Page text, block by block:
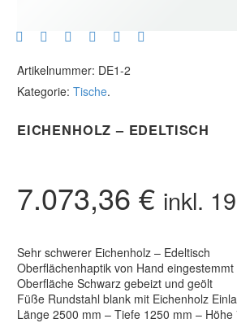
Artikelnummer: DE1-2
Kategorie: Tische.
EICHENHOLZ – EDELTISCH
7.073,36 € inkl.
Sehr schwerer Eichenholz – Edeltisch
Oberflächenhaptik von Hand eingestemmt
Oberfläche Schwarz gebeizt und geölt
Füße Rundstahl blank mit Eichenholz
Länge 2500 mm – Tiefe 1250 mm – Höhe